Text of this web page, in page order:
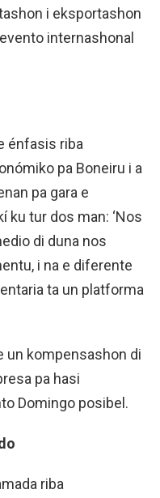
i eksportashon
internashonal
énfasis riba
pa Boneiru i a
pa gara e
ku tur dos man: ‘Nos
di duna nos
i na e diferente
ta un platforma
un kompensashon di
pa hasi
Domingo posibel.
riba